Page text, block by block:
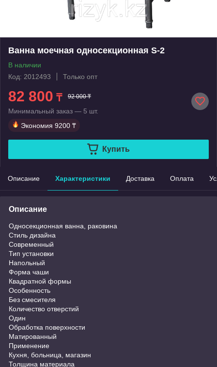
Ванна моечная односекционная S-2
В наличии
Код: 2012493
Только опт
82 800 ₸ 92 000 ₸
Минимальный заказ — 5 шт.
Экономия 9200 ₸
Купить
Описание Характеристики Доставка Оплата
Описание
Односекционная ванна, раковина
Стиль дизайна
Современный
Тип установки
Напольный
Форма чаши
Квадратной формы
Особенность
Без смесителя
Количество отверстий
Один
Обработка поверхности
Матированный
Применение
Кухня, больница, магазин
Толщина материала